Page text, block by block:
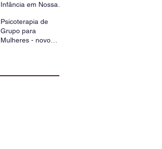
Infância em Nossa
Beatriz Muniz,
Psicóloga (UFRJ)
Psicoterapia de
Grupo para
Mulheres - novo